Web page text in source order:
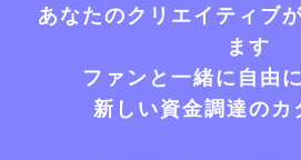
あなたのクリエイティブ
ます
ファンと一緒に自由
新しい資金調達のカ